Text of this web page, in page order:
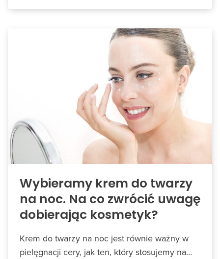
Wybieramy krem do twarzy
na noc. Na co zwrócić uwagę
dobierając kosmetyk?
Krem do twarzy na noc jest równie ważny w
pielęgnacji cery, jak ten, który stosujemy na…